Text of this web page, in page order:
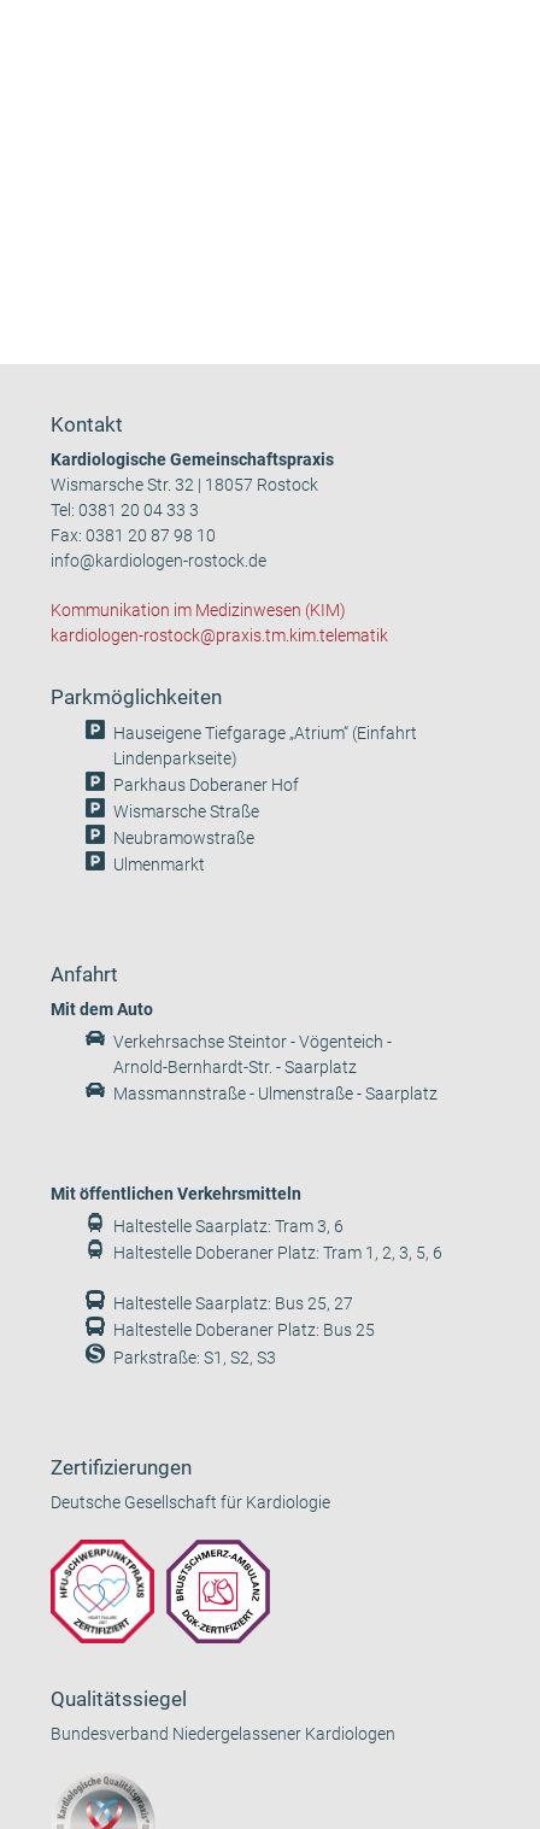
Kontakt
Kardiologische Gemeinschaftspraxis
Wismarsche Str. 32 | 18057 Rostock
Tel:0381 20 04 33 3
Fax: 0381 20 87 98 10
info@kardiologen-rostock.de
Kommunikation im Medizinwesen (KIM)
kardiologen-rostock@praxis.tm.kim.telematik
Parkmöglichkeiten
Hauseigene Tiefgarage „Atrium“ (Einfahrt
Lindenparkseite)
Parkhaus Doberaner Hof
Wismarsche Straße
Neubramowstraße
Ulmenmarkt
Anfahrt
Mit dem Auto
Verkehrsachse Steintor - Vögenteich -
Arnold-Bernhardt-Str. - Saarplatz
Massmannstraße - Ulmenstraße - Saarplatz
Mit öffentlichen Verkehrsmitteln
Haltestelle Saarplatz: Tram 3, 6
Haltestelle Doberaner Platz: Tram 1, 2, 3, 5, 6
Haltestelle Saarplatz: Bus 25, 27
Haltestelle Doberaner Platz: Bus 25
Parkstraße: S1, S2, S3
Zertifizierungen
Deutsche Gesellschaft für Kardiologie
Qualitätssiegel
Bundesverband Niedergelassener Kardiologen